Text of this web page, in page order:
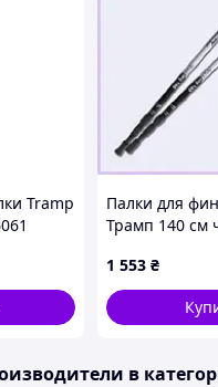
Tramp
Палки для
Трамп 140 см
1 553 ₴
в